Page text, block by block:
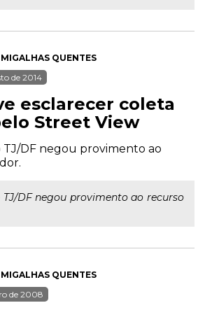
MIGALHAS QUENTES
de 2014
esclarecer coleta
Street View
DF negou provimento ao
DF negou provimento ao recurso
MIGALHAS QUENTES
de 2008